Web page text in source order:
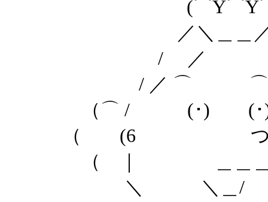
／＼＿＿
/ ／
/ ／ ⌒ ⌒
（⌒ / (･) (･)
（ (6 つ ｜
（ ｜ ＿＿＿ ｜
＼ ＼＿/ / ＼こ